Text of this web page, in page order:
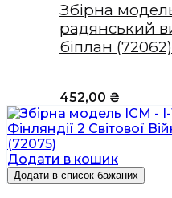
Збірна модель
радянський
біплан (72062)
452,00 ₴
Додати в кошик
Додати в список бажаних